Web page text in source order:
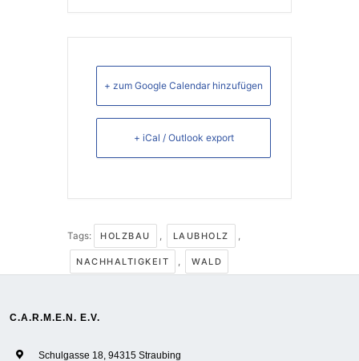
+ zum Google Calendar hinzufügen
+ iCal / Outlook export
Tags: HOLZBAU , LAUBHOLZ ,
NACHHALTIGKEIT , WALD
C.A.R.M.E.N. E.V.
Schulgasse 18, 94315 Straubing